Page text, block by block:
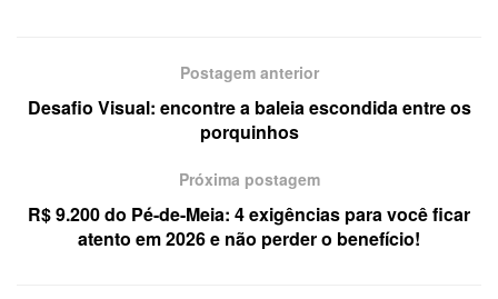
Postagem anterior
Desafio Visual: encontre a baleia escondida entre os
porquinhos
Próxima postagem
R$ 9.200 do Pé-de-Meia: 4 exigências para você ficar
atento em 2026 e não perder o benefício!